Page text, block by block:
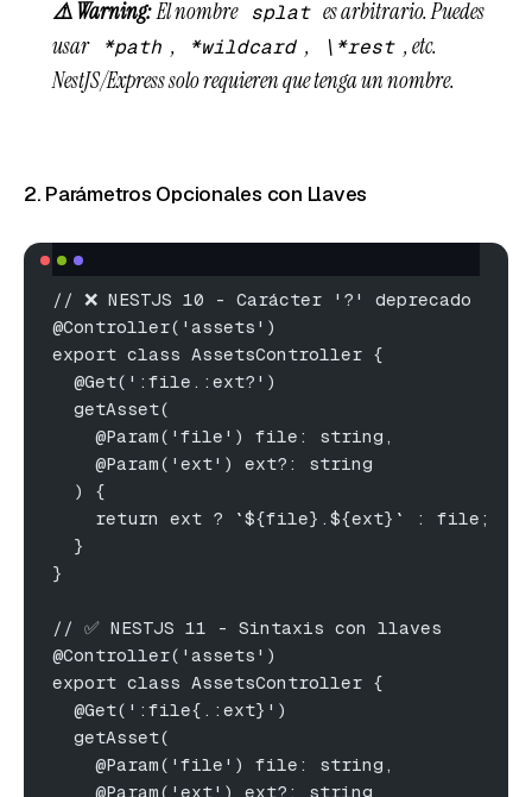
⚠️ Warning:El nombre splat es arbitrario. Puedes
usar
*path , *wildcard , \*rest , etc.
NestJS/Express solo requieren que tenga un nombre.
2. Parámetros Opcionales con Llaves
// ❌ NESTJS 10 - Carácter '?' deprecado
@Controller('assets')
export class AssetsController {
  @Get(':file.:ext?')
  getAsset(
    @Param('file') file: string,
    @Param('ext') ext?: string
  ) {
    return ext ? `${file}.${ext}` : file;
  }
}
// ✅ NESTJS 11 - Sintaxis con llaves
@Controller('assets')
export class AssetsController {
  @Get(':file{.:ext}')
  getAsset(
    @Param('file') file: string,
    @Param('ext') ext?: string